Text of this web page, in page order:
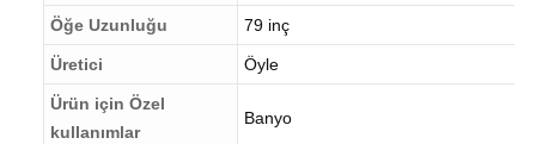
Dış çap 0.5 inç
Öğe Uzunluğu 79 inç
Üretici Öyle
Ürün için Özel